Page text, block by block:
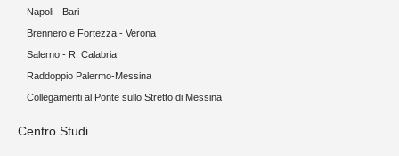
Napoli - Bari
Brennero e Fortezza - Verona
Salerno - R. Calabria
Raddoppio Palermo-Messina
Collegamenti al Ponte sullo Stretto di Messina
Centro Studi